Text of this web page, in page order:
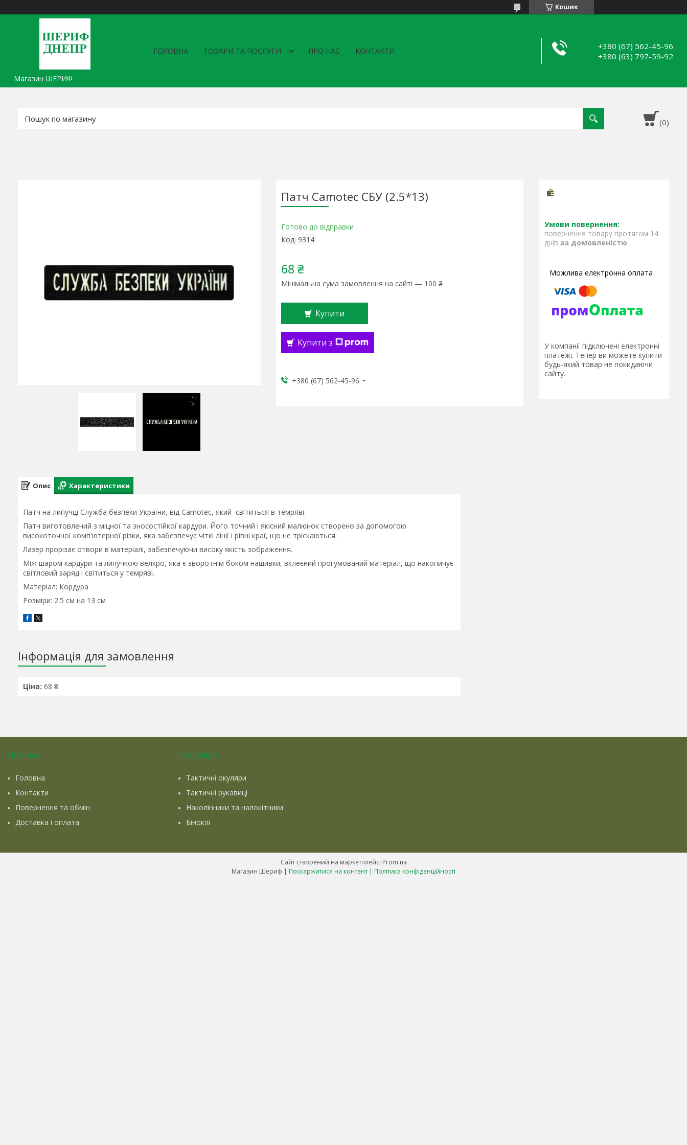
Кошик
Магазин ШЕРИФ
ГОЛОВНА ТОВАРИ ТА ПОСЛУГИ ПРО НАС КОНТАКТИ
+380 (67) 562-45-96
+380 (63) 797-59-92
Патч Camotec СБУ (2.5*13)
Готово до відправки
Код: 9314
68 ₴
Мінімальна сума замовлення на сайті — 100 ₴
Купити
Купити з
+380 (67) 562-45-96
повернення товару протягом 14
днів за домовленістю
У компанії підключені електронні
платежі. Тепер ви можете купити
будь-який товар не покидаючи
сайту.
Опис Характеристики
Патч на липучці Служба безпеки України, від Camotec, який світиться в темряві.
Патч виготовлений з міцної та зносостійкої кардури. Його точний і якісний малюнок створено за допомогою
високоточної комп'ютерної різки, яка забезпечує чіткі лінії і рівні краї, що не тріскаються.
Лазер прорізає отвори в матеріалі, забезпечуючи високу якість зображення.
Між шаром кардури та липучкою велкро, яка є зворотнім боком нашивки, вклеєний прогумований матеріал, що накопичує
світловий заряд і світиться у темряві.
Матеріал: Кордура
Розміри: 2.5 см на 13 см
Інформація для замовлення
Ціна: 68 ₴
Про нас
Головна
Контакти
Повернення та обмін
Доставка і оплата
Популярні
Тактичні окуляри
Тактичні рукавиці
Наколінники та налокітники
Біноклі
Сайт створений на маркетплейсі Prom.ua
Магазин Шериф | Поскаржитися на контент | Політика конфіденційності